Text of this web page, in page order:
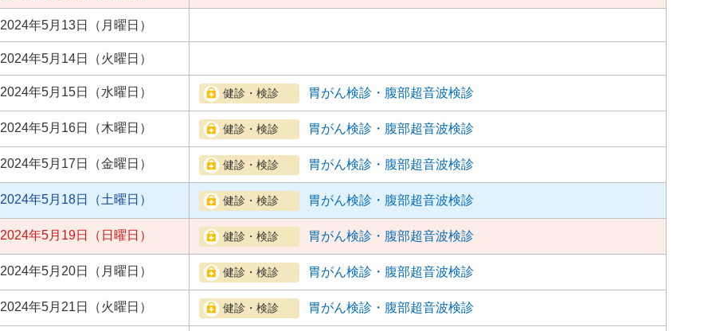
2024年5月13日（月曜日）
2024年5月14日（火曜日）
2024年5月15日（水曜日） 胃がん検診・腹部超音波検診
2024年5月16日（木曜日） 胃がん検診・腹部超音波検診
2024年5月17日（金曜日） 胃がん検診・腹部超音波検診
2024年5月18日（土曜日） 胃がん検診・腹部超音波検診
2024年5月19日（日曜日） 胃がん検診・腹部超音波検診
2024年5月20日（月曜日） 胃がん検診・腹部超音波検診
2024年5月21日（火曜日） 胃がん検診・腹部超音波検診